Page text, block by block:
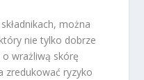
można
nie tylko dobrze
wrażliwą skórę
zredukować ryzyko